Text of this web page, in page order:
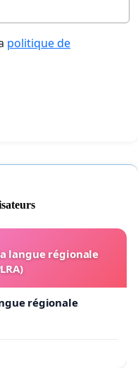
politique de
langue régionale
régionale